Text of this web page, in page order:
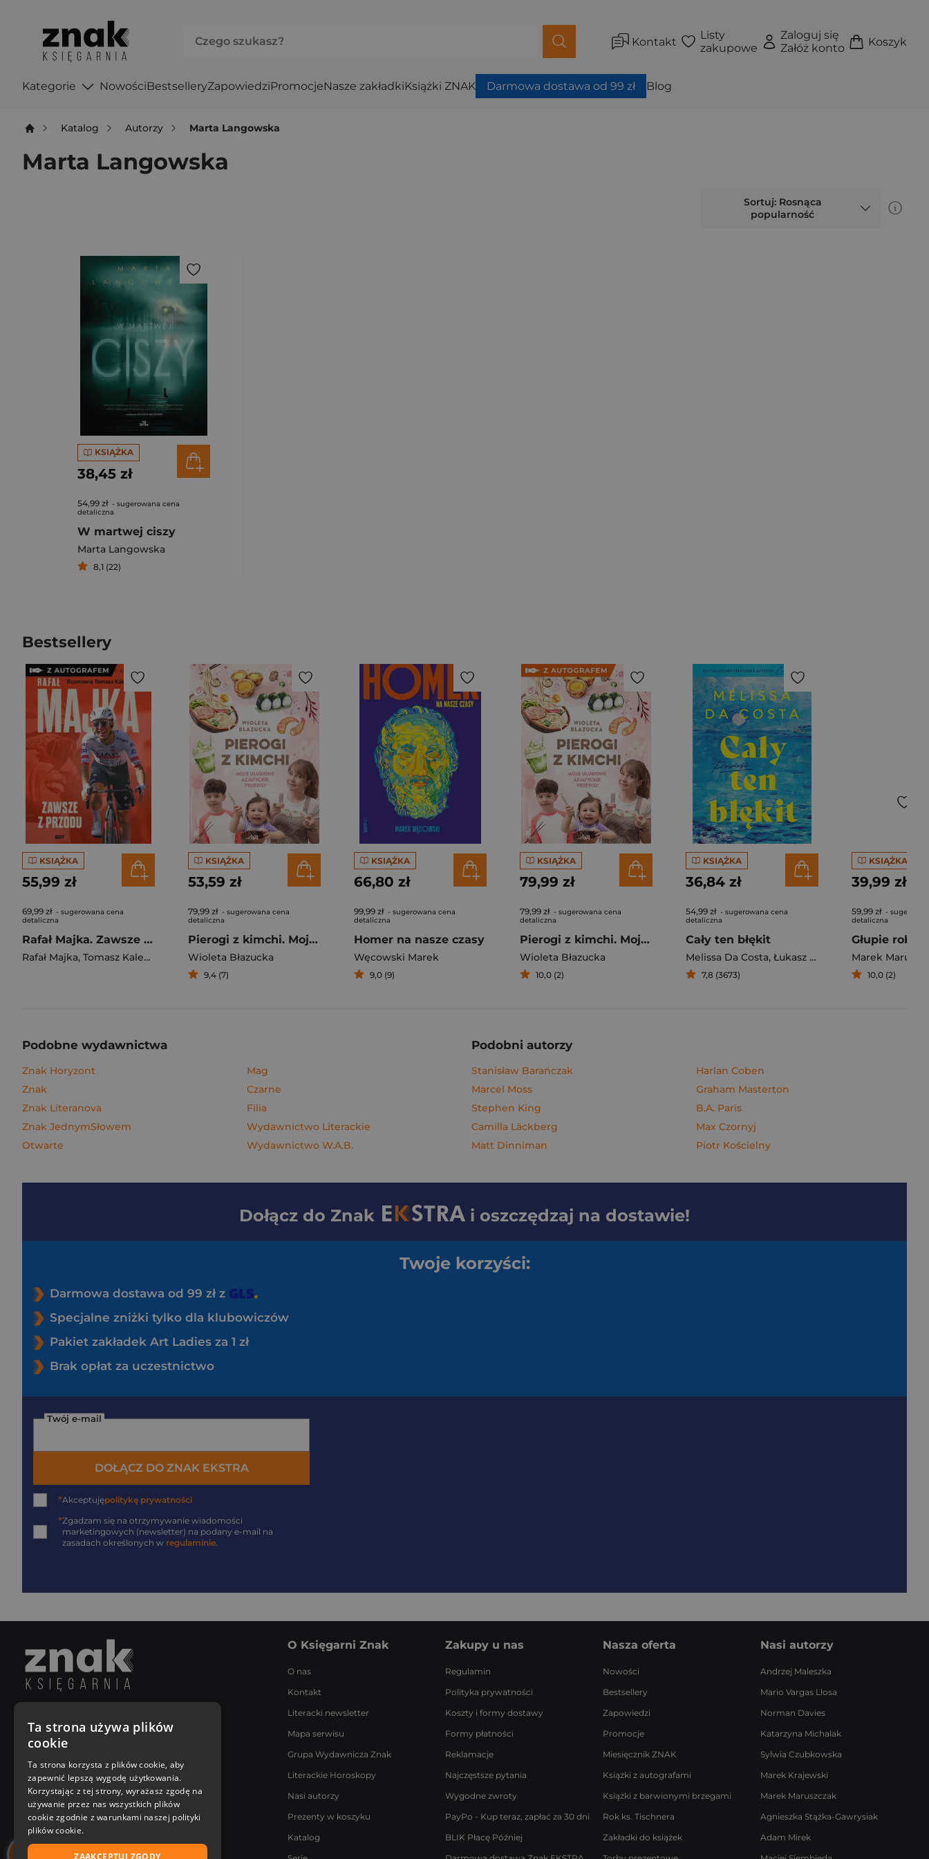
Kontakt
Listy
zakupowe
Zaloguj się
Załóż konto
Koszyk
Kategorie NowościBestselleryZapowiedziPromocjeNasze zakładkiKsiążki ZNAK Darmowa dostawa od 99 zł Blog
Katalog Autorzy Marta Langowska
Marta Langowska
Sortuj: Rosnąca
popularność
KSIĄŻKA
38,45 zł
54,99 zł - sugerowana cena
detaliczna
W martwej ciszy
Marta Langowska
8,1 (22)
Bestsellery
KSIĄŻKA
55,99 zł
69,99 zł - sugerowana cena
detaliczna
Rafał Majka. Zawsze z przodu. Rozmawia Tomasz Kalemba - książka z autografem
Rafał Majka, Tomasz Kalemba
KSIĄŻKA
53,59 zł
79,99 zł - sugerowana cena
detaliczna
Pierogi z kimchi. Moje ulubione azjatyckie przepisy
Wioleta Błazucka
9,4 (7)
KSIĄŻKA
66,80 zł
99,99 zł - sugerowana cena
detaliczna
Homer na nasze czasy
Węcowski Marek
9,0 (9)
KSIĄŻKA
79,99 zł
79,99 zł - sugerowana cena
detaliczna
Pierogi z kimchi. Moje ulubione azjatyckie przepisy - książka z autografem
Wioleta Błazucka
10,0 (2)
KSIĄŻKA
36,84 zł
54,99 zł - sugerowana cena
detaliczna
Cały ten błękit
Melissa Da Costa, Łukasz Müller
7,8 (3673)
KSIĄŻKA
39,99 zł
59,99 zł -
detaliczna
Marek
10,0 (2)
Podobne wydawnictwa
Znak Horyzont
Znak
Znak Literanova
Znak JednymSłowem
Otwarte
Mag
Czarne
Filia
Wydawnictwo Literackie
Wydawnictwo W.A.B.
Podobni autorzy
Stanisław Barańczak
Marcel Moss
Stephen King
Camilla Läckberg
Matt Dinniman
Harlan Coben
Graham Masterton
B.A. Paris
Max Czornyj
Piotr Kościelny
Dołącz do Znak i oszczędzaj na dostawie!
Twoje korzyści:
Darmowa dostawa od 99 zł z
Specjalne zniżki tylko dla klubowiczów
Pakiet zakładek Art Ladies za 1 zł
Brak opłat za uczestnictwo
Twój e-mail
DOŁĄCZ DO ZNAK EKSTRA
*Akceptujępolitykę prywatności
*Zgadzam się na otrzymywanie wiadomości
marketingowych (newsletter) na podany e-mail na
zasadach określonych w regulaminie.
Poniedziałek - Piątek
8:00 - 18:00
[email protected]
Bądź z nami na bieżąco
O Księgarni Znak
O nas
Kontakt
Literacki newsletter
Mapa serwisu
Grupa Wydawnicza Znak
Literackie Horoskopy
Nasi autorzy
Prezenty w koszyku
Katalog
Zakupy u nas
Regulamin
Polityka prywatności
Koszty i formy dostawy
Formy płatności
Reklamacje
Najczęstsze pytania
Wygodne zwroty
PayPo - Kup teraz, zapłać za 30 dni
BLIK Płacę Później
Nasza oferta
Nowości
Bestsellery
Zapowiedzi
Promocje
Miesięcznik ZNAK
Książki z autografami
Książki z barwionymi brzegami
Rok ks. Tischnera
Zakładki do książek
Nasi autorzy
Andrzej Maleszka
Mario Vargas Llosa
Norman Davies
Katarzyna Michalak
Sylwia Czubkowska
Marek Krajewski
Marek Maruszczak
Agnieszka Stążka-Gawrysiak
Adam Mirek
Ta strona używa plików
cookie
Ta strona korzysta z plików cookie, aby
zapewnić lepszą wygodę użytkowania.
Korzystając z tej strony, wyrażasz zgodę na
używanie przez nas wszystkich plików
cookie zgodnie z warunkami naszej polityki
plików cookie.
ZAAKCEPTUJ ZGODY